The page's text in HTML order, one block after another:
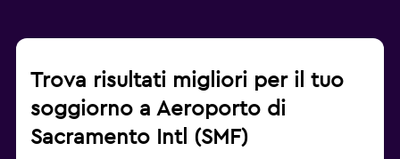
Trova risultati migliori per il tuo
soggiorno a Aeroporto di
Sacramento Intl (SMF)